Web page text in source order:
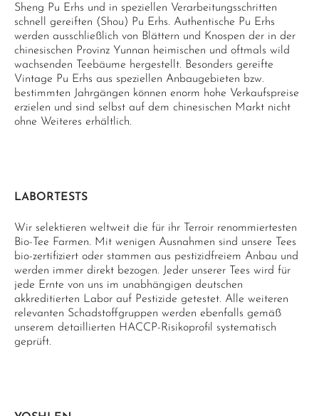
Sheng Pu Erhs und in speziellen Verarbeitungsschritten
schnell gereiften (Shou) Pu Erhs. Authentische Pu Erhs
werden ausschließlich von Blättern und Knospen der in der
chinesischen Provinz Yunnan heimischen und oftmals wild
wachsenden Teebäume hergestellt. Besonders gereifte
Vintage Pu Erhs aus speziellen Anbaugebieten bzw.
bestimmten Jahrgängen können enorm hohe Verkaufspreise
erzielen und sind selbst auf dem chinesischen Markt nicht
ohne Weiteres erhältlich.
LABORTESTS
Wir selektieren weltweit die für ihr Terroir renommiertesten
Bio-Tee Farmen. Mit wenigen Ausnahmen sind unsere Tees
bio-zertifiziert oder stammen aus pestizidfreiem Anbau und
werden immer direkt bezogen. Jeder unserer Tees wird für
jede Ernte von uns im unabhängigen deutschen
akkreditierten Labor auf Pestizide getestet. Alle weiteren
relevanten Schadstoffgruppen werden ebenfalls gemäß
unserem detaillierten HACCP-Risikoprofil systematisch
geprüft.